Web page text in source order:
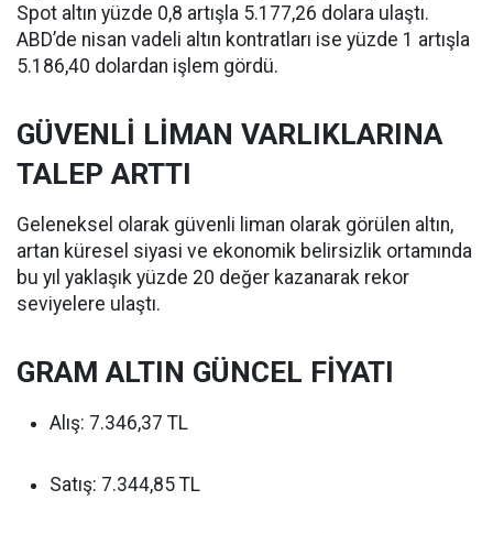
Spot altın yüzde 0,8 artışla 5.177,26 dolara ulaştı.
ABD’de nisan vadeli altın kontratları ise yüzde 1 artışla
5.186,40 dolardan işlem gördü.
GÜVENLİ LİMAN VARLIKLARINA
TALEP ARTTI
Geleneksel olarak güvenli liman olarak görülen altın,
artan küresel siyasi ve ekonomik belirsizlik ortamında
bu yıl yaklaşık yüzde 20 değer kazanarak rekor
seviyelere ulaştı.
GRAM ALTIN GÜNCEL FİYATI
Alış: 7.346,37 TL
Satış: 7.344,85 TL